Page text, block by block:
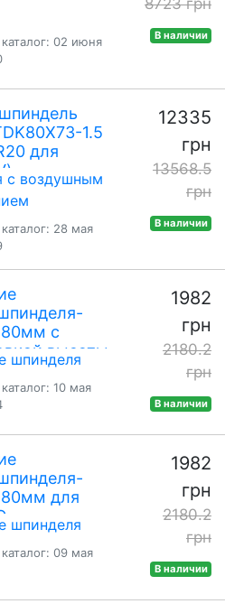
02 июня
В наличии
1.5
для
с воздушным
28 мая
12335
грн
13568.5
грн
В наличии
80мм с
высоты
шпинделя
10 мая
1982
грн
2180.2
грн
В наличии
80мм для
шпинделя
09 мая
1982
грн
2180.2
грн
В наличии